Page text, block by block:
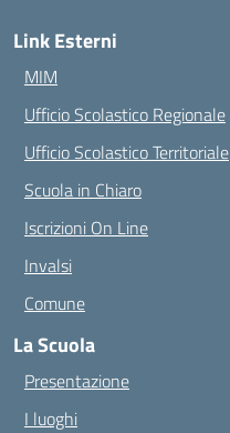
Link Esterni
MIM
Ufficio Scolastico Regionale
Ufficio Scolastico Territoriale
Scuola in Chiaro
Iscrizioni On Line
Invalsi
Comune
La Scuola
Presentazione
I luoghi